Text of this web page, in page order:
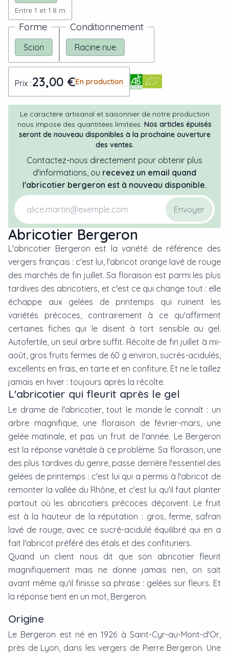
Entre 1 et 1.8 m
Forme
Scion
Conditionnement
Racine nue
Prix :23,00 €En production
Le caractère artisanal et saisonnier de notre production
nous impose des quantitées limitées. Nos articles épuisés
seront de nouveau disponibles à la prochaine ouverture
des ventes.
Contactez-nous directement pour obtenir plus
d'informations, ou recevez un email quand
l'abricotier bergeron est à nouveau disponible.
Envoyer
Abricotier Bergeron
L'abricotier Bergeron est la variété de référence des
vergers français : c'est lui, l'abricot orange lavé de rouge
des marchés de fin juillet. Sa floraison est parmi les plus
tardives des abricotiers, et c'est ce qui change tout : elle
échappe aux gelées de printemps qui ruinent les
variétés précoces, contrairement à ce qu'affirment
certaines fiches qui le disent à tort sensible au gel.
Autofertile, un seul arbre suffit. Récolte de fin juillet à mi-
août, gros fruits fermes de 60 g environ, sucrés-acidulés,
excellents en frais, en tarte et en confiture. Et ne le taillez
jamais en hiver : toujours après la récolte.
L'abricotier qui fleurit après le gel
Le drame de l'abricotier, tout le monde le connaît : un
arbre magnifique, une floraison de février-mars, une
gelée matinale, et pas un fruit de l'année. Le Bergeron
est la réponse variétale à ce problème. Sa floraison, une
des plus tardives du genre, passe derrière l'essentiel des
gelées de printemps : c'est lui qui a permis à l'abricot de
remonter la vallée du Rhône, et c'est lui qu'il faut planter
partout où les abricotiers précoces déçoivent. Le fruit
est à la hauteur de la réputation : gros, ferme, safran
lavé de rouge, avec ce sucré-acidulé équilibré qui en a
fait l'abricot préféré des étals et des confituriers.
Quand un client nous dit que son abricotier fleurit
magnifiquement mais ne donne jamais rien, on sait
avant même qu'il finisse sa phrase : gelées sur fleurs. Et
la réponse tient en un mot, Bergeron.
Origine
Le Bergeron est né en 1926 à Saint-Cyr-au-Mont-d'Or,
près de Lyon, dans les vergers de Pierre Bergeron. Une